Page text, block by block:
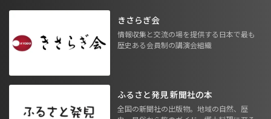
きさらぎ会
情報収集と交流の場を提供する日本で最も
歴史ある会員制の講演会組織
ふるさと発見 新聞社の本
全国の新聞社の出版物。地域の自然、歴